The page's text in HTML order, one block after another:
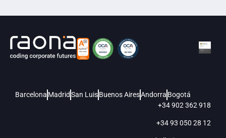
Barcelona MadridSan LuisBuenos AiresAndorra Bogotá
+34 902 362 918
+34 93 050 28 12